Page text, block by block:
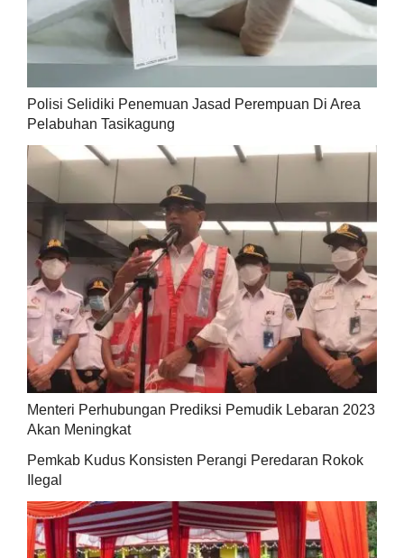
Polisi Selidiki Penemuan Jasad Perempuan Di Area
Pelabuhan Tasikagung
Menteri Perhubungan Prediksi Pemudik Lebaran 2023
Akan Meningkat
Pemkab Kudus Konsisten Perangi Peredaran Rokok
Ilegal